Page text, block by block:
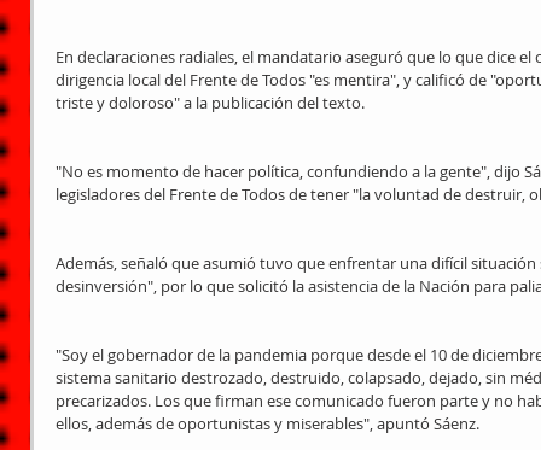
En declaraciones radiales, el mandatario aseguró que lo que dice
dirigencia local del Frente de Todos "es mentira", y calificó de
triste y doloroso" a la publicación del texto.
"No es momento de hacer política, confundiendo a la gente", dijo
legisladores del Frente de Todos de tener "la voluntad de destruir,
Además, señaló que asumió tuvo que enfrentar una difícil
desinversión", por lo que solicitó la asistencia de la Nación para
"Soy el gobernador de la pandemia porque desde el 10 de
sistema sanitario destrozado, destruido, colapsado, dejado, sin
precarizados. Los que firman ese comunicado fueron parte y no
ellos, además de oportunistas y miserables", apuntó Sáenz.